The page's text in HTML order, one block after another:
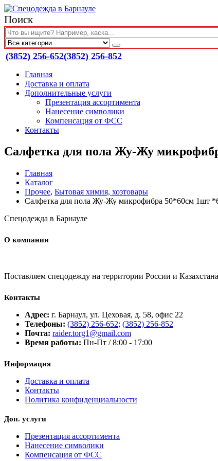
Поиск
(3852) 256-652(3852) 256-852
Главная
Доставка и оплата
Дополнительные услуги
Презентация ассортимента
Нанесение символики
Компенсация от ФСС
Контакты
Салфетка для пола Жу-Жу
Главная
Каталог
Прочее, Бытовая химия, хозтовары
Салфетка для пола Жу-Жу микрофибра 50*60см 1шт
Спецодежда в Барнауле
О компании
Поставляем спецодежду на территории России и
Контакты
Адрес: г. Барнаул, ул. Цеховая, д. 58, офис 22
Телефоны: (3852) 256-652; (3852) 256-852
Почта: raider.torg1@gmail.com
Время работы: Пн-Пт / 8:00 - 17:00
Информация
Доставка и оплата
Контакты
Политика конфиденциальности
Доп. услуги
Презентация ассортимента
Нанесение символики
Компенсация от ФСС